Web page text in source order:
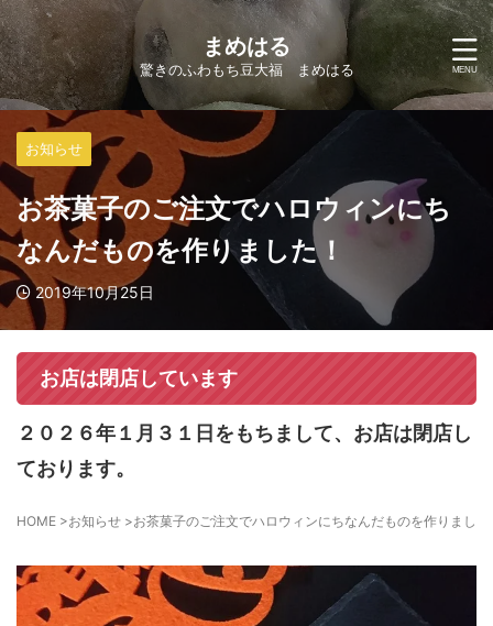
まめはる
驚きのふわもち豆大福 まめはる
お知らせ
お茶菓子のご注文でハロウィンにち
なんだものを作りました！
2019年10月25日
お店は閉店しています
２０２６年１月３１日をもちまして、お店は閉店し
ております。
HOME >お知らせ >お茶菓子のご注文でハロウィンにちなんだものを作りました